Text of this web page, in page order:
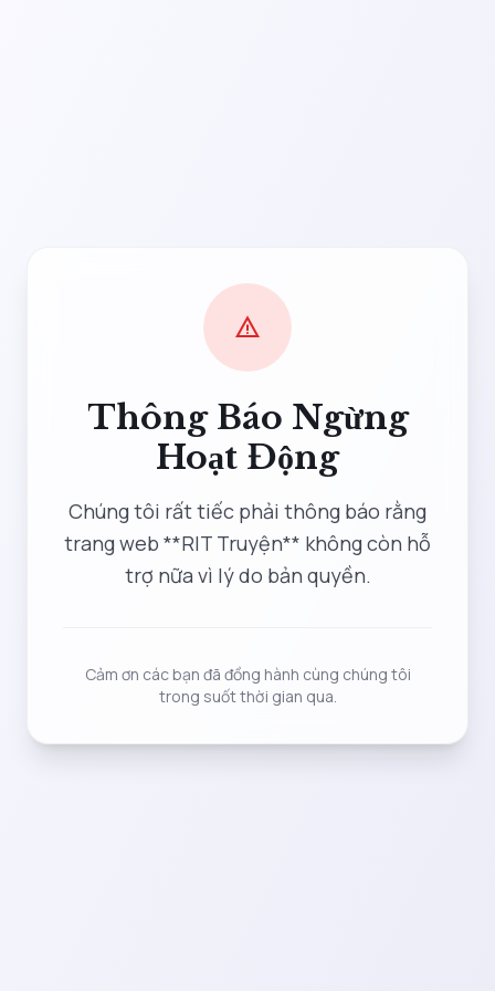
warning
Thông Báo Ngừng
Hoạt Động
Chúng tôi rất tiếc phải thông báo rằng
trang web **RIT Truyện** không còn hỗ
trợ nữa vì lý do bản quyền.
Cảm ơn các bạn đã đồng hành cùng chúng tôi
trong suốt thời gian qua.